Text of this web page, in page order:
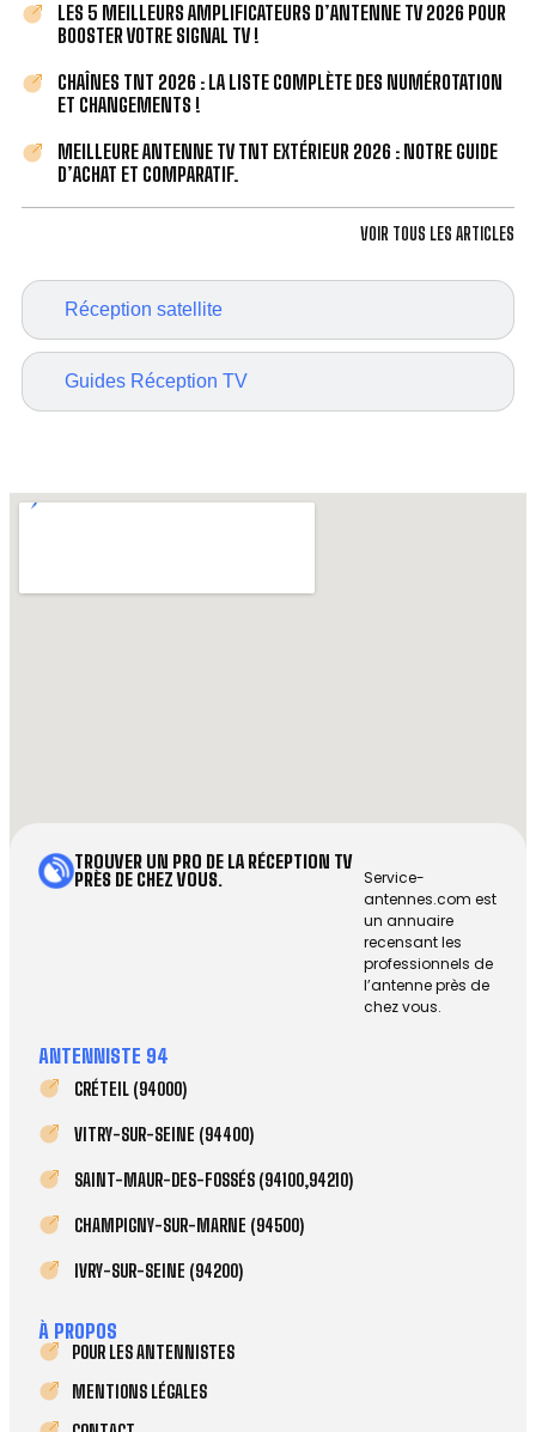
Réception satellite
Guides Réception TV
LES 5 MEILLEURS AMPLIFICATEURS D’ANTENNE TV 2026 POUR
BOOSTER VOTRE SIGNAL TV !
CHAÎNES TNT 2026 : LA LISTE COMPLÈTE DES NUMÉROTATION
ET CHANGEMENTS !
MEILLEURE ANTENNE TV TNT EXTÉRIEUR 2026 : NOTRE GUIDE
D’ACHAT ET COMPARATIF.
VOIR TOUS LES ARTICLES
TROUVER UN PRO DE LA RÉCEPTION TV
PRÈS DE CHEZ VOUS.
Service-
antennes.com est
un annuaire
recensant les
professionnels de
l’antenne près de
chez vous.
ANTENNISTE 94
CRÉTEIL (94000)
VITRY-SUR-SEINE (94400)
SAINT-MAUR-DES-FOSSÉS (94100,94210)
CHAMPIGNY-SUR-MARNE (94500)
IVRY-SUR-SEINE (94200)
À PROPOS
POUR LES ANTENNISTES
MENTIONS LÉGALES